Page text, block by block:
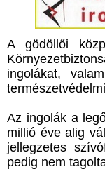
A gödöllői
ingolákat,
Az ingolák a
millió éve alig
jellegzetes
pedig nem